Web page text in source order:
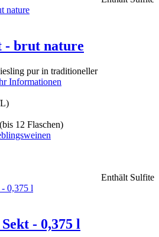
- brut nature
pur in traditioneller
Informationen
(bis 12 Flaschen)
Enthält Sulfite
- 0,375 l